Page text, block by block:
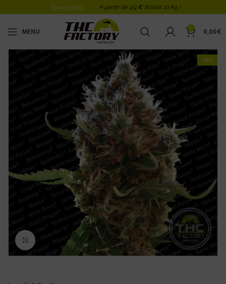
Envio gratis! A partir de 49 € (hasta 10 kg )
MENU 0 0,00€
-15%
Click to enlarge